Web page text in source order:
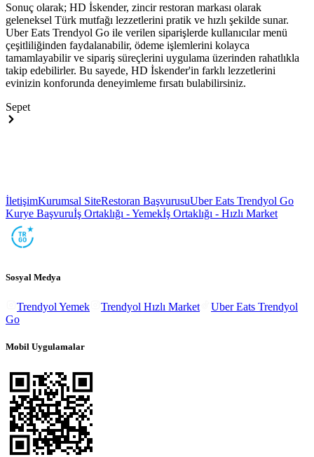
Sonuç olarak; HD İskender, zincir restoran markası olarak
geleneksel Türk mutfağı lezzetlerini pratik ve hızlı şekilde sunar.
Uber Eats Trendyol Go ile verilen siparişlerde kullanıcılar menü
çeşitliliğinden faydalanabilir, ödeme işlemlerini kolayca
tamamlayabilir ve sipariş süreçlerini uygulama üzerinden rahatlıkla
takip edebilirler. Bu sayede, HD İskender'in farklı lezzetlerini
evinizin konforunda deneyimleme fırsatı bulabilirsiniz.
Sepet
İletişimKurumsal SiteRestoran BaşvurusuUber Eats Trendyol Go
Kurye Başvuruİş Ortaklığı - Yemekİş Ortaklığı - Hızlı Market
Sosyal Medya
Trendyol Yemek Trendyol Hızlı Market
Uber Eats Trendyol
Go
Mobil Uygulamalar